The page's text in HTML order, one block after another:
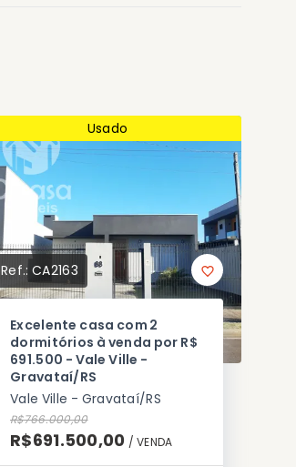
Usado
Ref.:CA2163
Excelente casa com 2
dormitórios à venda por R$
691.500 - Vale Ville -
Gravataí/RS
Vale Ville - Gravataí/RS
R$766.000,00
R$691.500,00 / VENDA